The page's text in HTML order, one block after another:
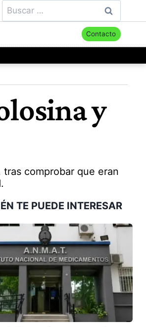
Buscar:
Contacto
y
comprobar que eran
TE PUEDE INTERESAR